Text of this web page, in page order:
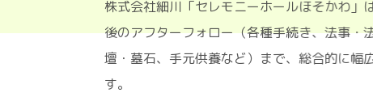
株式会社細川「セレモニーホールほそ
後のアフターフォロー（各種手続き、
壇・墓石、手元供養など）まで、総合